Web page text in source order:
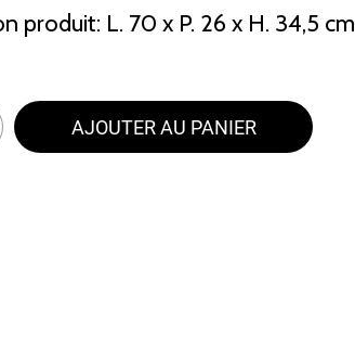
produit: L. 70 x P. 26 x H. 34,5 cm
AJOUTER AU PANIER